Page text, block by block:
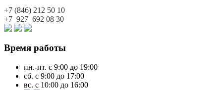
+7 (846) 212 50 10
+7 927 692 08 30
Время работы
пн.-пт. с 9:00 до 19:00
сб. с 9:00 до 17:00
вс. с 10:00 до 16:00